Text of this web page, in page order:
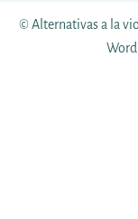
© Alternativas a la